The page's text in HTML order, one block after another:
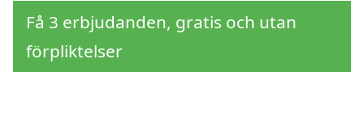
Få 3 erbjudanden, gratis och utan
förpliktelser